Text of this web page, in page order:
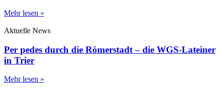
Mehr lesen »
Aktuelle News
Per pedes durch die Römerstadt – die WGS-Lateiner
in Trier
Mehr lesen »